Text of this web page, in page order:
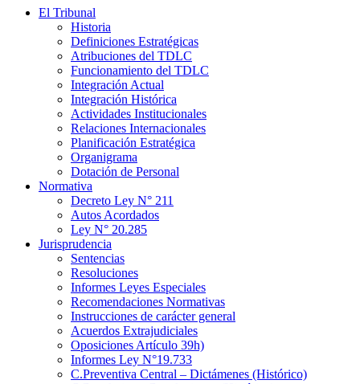
El Tribunal
Historia
Definiciones Estratégicas
Atribuciones del TDLC
Funcionamiento del TDLC
Integración Actual
Integración Histórica
Actividades Institucionales
Relaciones Internacionales
Planificación Estratégica
Organigrama
Dotación de Personal
Normativa
Decreto Ley N° 211
Autos Acordados
Ley N° 20.285
Jurisprudencia
Sentencias
Resoluciones
Informes Leyes Especiales
Recomendaciones Normativas
Instrucciones de carácter general
Acuerdos Extrajudiciales
Oposiciones Artículo 39h)
Informes Ley N°19.733
C.Preventiva Central – Dictámenes (Histórico)